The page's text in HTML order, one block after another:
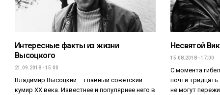
Интересные факты из жизни
Высоцкого
21.09.2018 - 15:00
Владимир Высоцкий – главный советский
кумир XX века. Известнее и популярнее него в
Несвятой
15.08.2018 - 17:00
С момента
почти
не могут